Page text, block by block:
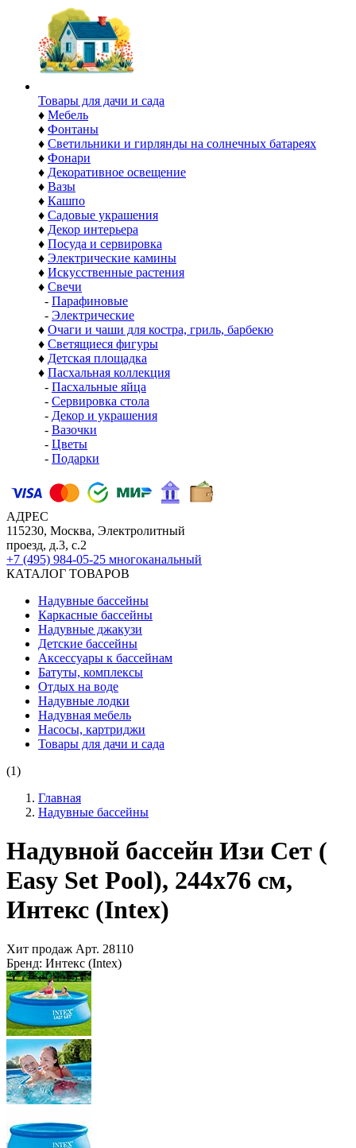
Товары для дачи и сада
♦ Мебель
♦ Фонтаны
♦ Светильники и гирлянды на солнечных батареях
♦ Фонари
♦ Декоративное освещение
♦ Вазы
♦ Кашпо
♦ Садовые украшения
♦ Декор интерьера
♦ Посуда и сервировка
♦ Электрические камины
♦ Искусственные растения
♦ Свечи
- Парафиновые
- Электрические
♦ Очаги и чаши для костра, гриль, барбекю
♦ Светящиеся фигуры
♦ Детская площадка
♦ Пасхальная коллекция
- Пасхальные яйца
- Сервировка стола
- Декор и украшения
- Вазочки
- Цветы
- Подарки
АДРЕС
115230, Москва, Электролитный
проезд, д.3, с.2
+7 (495) 984-05-25 многоканальный
КАТАЛОГ ТОВАРОВ
Надувные бассейны
Каркасные бассейны
Надувные джакузи
Детские бассейны
Аксессуары к бассейнам
Батуты, комплексы
Отдых на воде
Надувные лодки
Надувная мебель
Насосы, картриджи
Товары для дачи и сада
(1)
Главная
Надувные бассейны
Надувной бассейн Изи Сет (
Easy Set Pool), 244х76 см,
Интекс (Intex)
Хит продаж Арт. 28110
Бренд: Интекс (Intex)